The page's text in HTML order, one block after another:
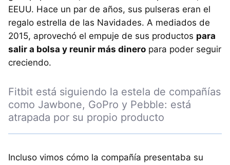
EEUU. Hace un par de años, sus pulseras eran el
regalo estrella de las Navidades. A mediados de
2015, aprovechó el empuje de sus productos para
salir a bolsa y reunir más dinero para poder seguir
creciendo.
Fitbit está siguiendo la estela de compañías
como Jawbone, GoPro y Pebble: está
atrapada por su propio producto
Incluso vimos cómo la compañía presentaba su